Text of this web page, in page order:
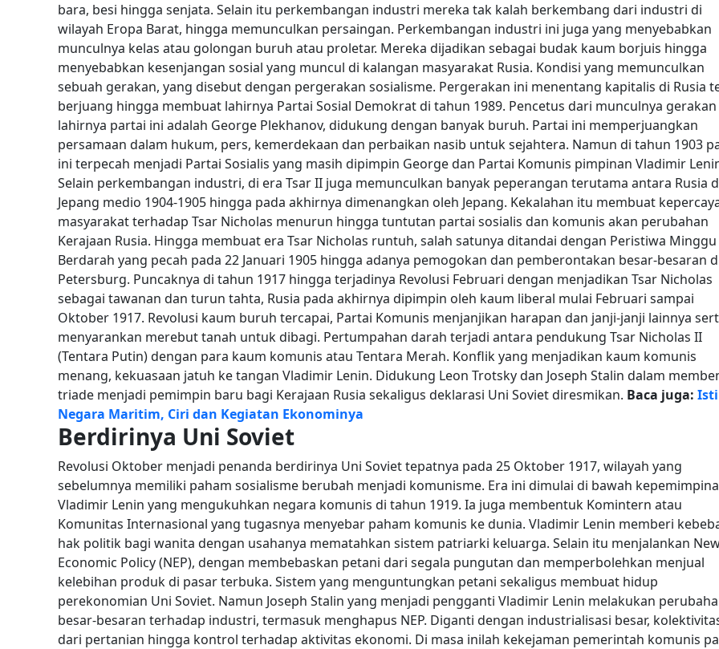
bara, besi hingga senjata. Selain itu perkembangan industri mereka tak kalah berkembang dari industri di
wilayah Eropa Barat, hingga memunculkan persaingan. Perkembangan industri ini juga yang menyebabkan
munculnya kelas atau golongan buruh atau proletar. Mereka dijadikan sebagai budak kaum borjuis hingga
menyebabkan kesenjangan sosial yang muncul di kalangan masyarakat Rusia. Kondisi yang memunculkan
sebuah gerakan, yang disebut dengan pergerakan sosialisme. Pergerakan ini menentang kapitalis di Rusia
berjuang hingga membuat lahirnya Partai Sosial Demokrat di tahun 1989. Pencetus dari munculnya gerakan
lahirnya partai ini adalah George Plekhanov, didukung dengan banyak buruh. Partai ini memperjuangkan
persamaan dalam hukum, pers, kemerdekaan dan perbaikan nasib untuk sejahtera. Namun di tahun 1903
ini terpecah menjadi Partai Sosialis yang masih dipimpin George dan Partai Komunis pimpinan Vladimir
Selain perkembangan industri, di era Tsar II juga memunculkan banyak peperangan terutama antara Rusia
Jepang medio 1904-1905 hingga pada akhirnya dimenangkan oleh Jepang. Kekalahan itu membuat
masyarakat terhadap Tsar Nicholas menurun hingga tuntutan partai sosialis dan komunis akan perubahan
Kerajaan Rusia. Hingga membuat era Tsar Nicholas runtuh, salah satunya ditandai dengan Peristiwa Minggu
Berdarah yang pecah pada 22 Januari 1905 hingga adanya pemogokan dan pemberontakan besar-besaran
Petersburg. Puncaknya di tahun 1917 hingga terjadinya Revolusi Februari dengan menjadikan Tsar Nicholas
sebagai tawanan dan turun tahta, Rusia pada akhirnya dipimpin oleh kaum liberal mulai Februari sampai
Oktober 1917. Revolusi kaum buruh tercapai, Partai Komunis menjanjikan harapan dan janji-janji lainnya
menyarankan merebut tanah untuk dibagi. Pertumpahan darah terjadi antara pendukung Tsar Nicholas II
(Tentara Putin) dengan para kaum komunis atau Tentara Merah. Konflik yang menjadikan kaum komunis
menang, kekuasaan jatuh ke tangan Vladimir Lenin. Didukung Leon Trotsky dan Joseph Stalin dalam
triade menjadi pemimpin baru bagi Kerajaan Rusia sekaligus deklarasi Uni Soviet diresmikan. Baca juga:
Negara Maritim, Ciri dan Kegiatan Ekonominya
Berdirinya Uni Soviet
Revolusi Oktober menjadi penanda berdirinya Uni Soviet tepatnya pada 25 Oktober 1917, wilayah yang
sebelumnya memiliki paham sosialisme berubah menjadi komunisme. Era ini dimulai di bawah
Vladimir Lenin yang mengukuhkan negara komunis di tahun 1919. Ia juga membentuk Komintern atau
Komunitas Internasional yang tugasnya menyebar paham komunis ke dunia. Vladimir Lenin memberi
hak politik bagi wanita dengan usahanya mematahkan sistem patriarki keluarga. Selain itu menjalankan
Economic Policy (NEP), dengan membebaskan petani dari segala pungutan dan memperbolehkan menjual
kelebihan produk di pasar terbuka. Sistem yang menguntungkan petani sekaligus membuat hidup
perekonomian Uni Soviet. Namun Joseph Stalin yang menjadi pengganti Vladimir Lenin melakukan
besar-besaran terhadap industri, termasuk menghapus NEP. Diganti dengan industrialisasi besar,
dari pertanian hingga kontrol terhadap aktivitas ekonomi. Di masa inilah kekejaman pemerintah komunis